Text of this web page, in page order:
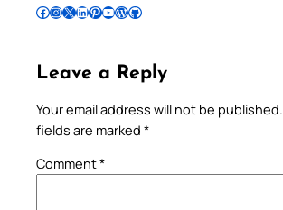
Follow Pradeep on Facebook Follow Pradeep on InstagramFollow Pradeep on X Follow Pradeep on LinkedIn Follow Pradeep on Pinterest Subscribe to Pradeep’s Youtube Channel Follow Pradeep on WordPress Follow Pradeep on GitHub
Leave a Reply
Your email address will not be published.
fields are marked *
Comment*